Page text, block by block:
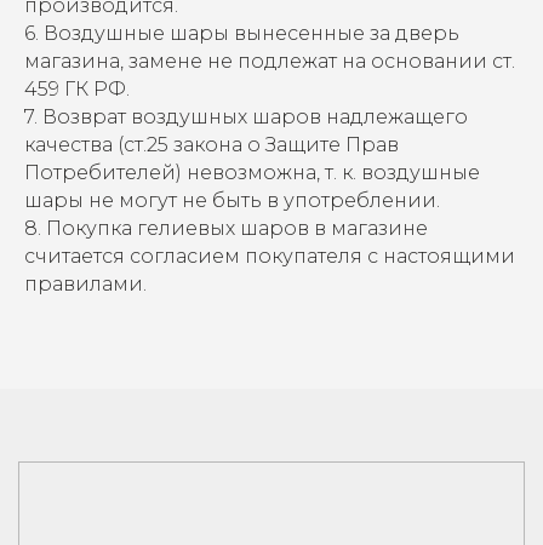
производится.
6. Воздушные шары вынесенные за дверь
магазина, замене не подлежат на основании ст.
459 ГК РФ.
7. Возврат воздушных шаров надлежащего
качества (ст.25 закона о Защите Прав
Потребителей) невозможна, т. к. воздушные
шары не могут не быть в употреблении.
8. Покупка гелиевых шаров в магазине
считается согласием покупателя с настоящими
правилами.